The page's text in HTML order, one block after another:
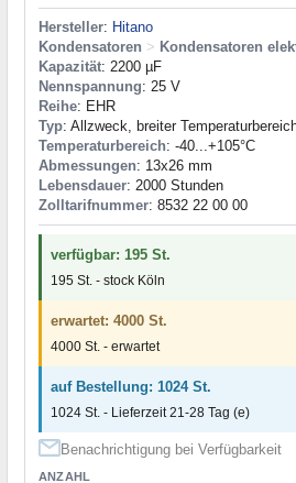
Hersteller: Hitano
Kondensatoren > Kondensatoren
Kapazität: 2200 µF
Nennspannung: 25 V
Reihe: EHR
Typ: Allzweck, breiter
Temperaturbereich: -40...+105°C
Abmessungen: 13x26 mm
Lebensdauer: 2000 Stunden
Zolltarifnummer: 8532 22 00 00
verfügbar: 195 St.
195 St. - stock Köln
erwartet: 4000 St.
4000 St. - erwartet
auf Bestellung: 1024 St.
1024 St. - Lieferzeit 21-28 Tag (e)
Benachrichtigung bei Verfügbarkeit
ANZAHL